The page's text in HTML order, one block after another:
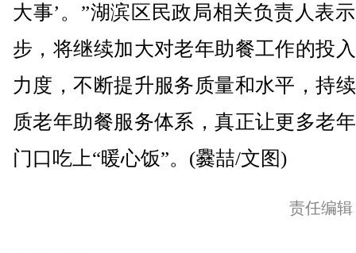
大事’。”湖滨区民政局相关负责人表
步，将继续加大对老年助餐工作的投
力度，不断提升服务质量和水平，持
质老年助餐服务体系，真正让更多老
门口吃上“暖心饭”。(爨喆/文图)
责任编